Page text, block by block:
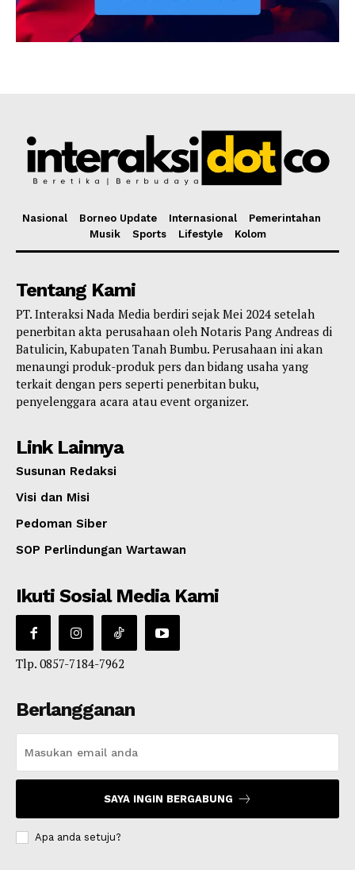
Nasional Borneo Update Internasional
Pemerintahan
Musik
Sports Lifestyle Kolom
Tentang Kami
PT. Interaksi Nada Media berdiri sejak Mei 2024 setelah
penerbitan akta perusahaan oleh Notaris Pang Andreas di
Batulicin, Kabupaten Tanah Bumbu. Perusahaan ini akan
menaungi produk-produk pers dan bidang usaha yang
terkait dengan pers seperti penerbitan buku,
penyelenggara acara atau event organizer.
Link Lainnya
Susunan Redaksi
Visi dan Misi
Pedoman Siber
SOP Perlindungan Wartawan
Ikuti Sosial Media Kami
Tlp. 0857-7184-7962
Berlangganan
SAYA INGIN BERGABUNG
Apa anda setuju?